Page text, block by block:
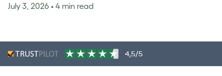
July 3, 2026 • 4 min read
4,5/5